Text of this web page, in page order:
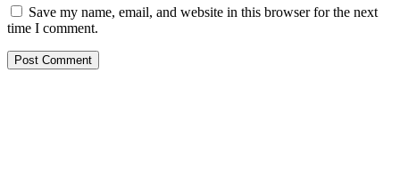
Save my name, email, and website in this browser for the next
time I comment.